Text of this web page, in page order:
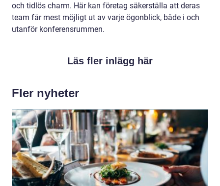
och tidlös charm. Här kan företag säkerställa att deras
team får mest möjligt ut av varje ögonblick, både i och
utanför konferensrummen.
Läs fler inlägg här
Fler nyheter